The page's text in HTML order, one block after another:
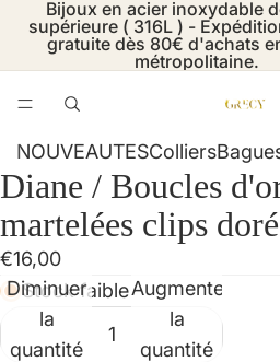
Bijoux en acier inoxydable
supérieure ( 316L ) -
gratuite dès 80€ d'achats
métropolitaine.
NOUVEAUTESColliers
Ouvrir
l’image
en
plein
écran
Ouvrir
l’image
en
plein
écran
Ouvrir
l’image
en
plein
écran
Ouvrir
l’image
en
plein
écran
Diane / Boucles
martelées clips
€16,00
Stock faible
Diminuer
la
quantité
Augmenter
la
quantité